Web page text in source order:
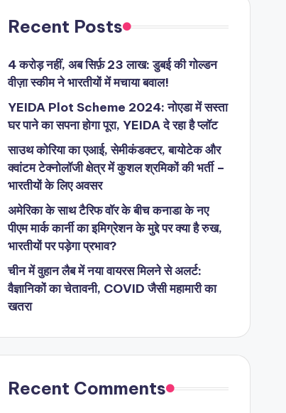
Recent Posts
4 करोड़ नहीं, अब सिर्फ़ 23 लाख: डुबई की गोल्डन
वीज़ा स्कीम ने भारतीयों में मचाया बवाल!
YEIDA Plot Scheme 2024: नोएडा में सस्ता
घर पाने का सपना होगा पूरा, YEIDA दे रहा है प्लॉट
साउथ कोरिया का एआई, सेमीकंडक्टर, बायोटेक और
क्वांटम टेक्नोलॉजी क्षेत्र में कुशल श्रमिकों की भर्ती –
भारतीयों के लिए अवसर
अमेरिका के साथ टैरिफ वॉर के बीच कनाडा के नए
पीएम मार्क कार्नी का इमिग्रेशन के मुद्दे पर क्या है रुख,
भारतीयों पर पड़ेगा प्रभाव?
चीन में वुहान लैब में नया वायरस मिलने से अलर्ट:
वैज्ञानिकों का चेतावनी, COVID जैसी महामारी का
खतरा
Recent Comments